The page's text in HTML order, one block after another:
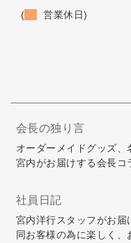
( 営業休日)
会長の独り言
オーダーメイドグッズ、
宮内がお届けする会長コ
社員日記
宮内洋行スタッフがお
同お客様の為に楽しく